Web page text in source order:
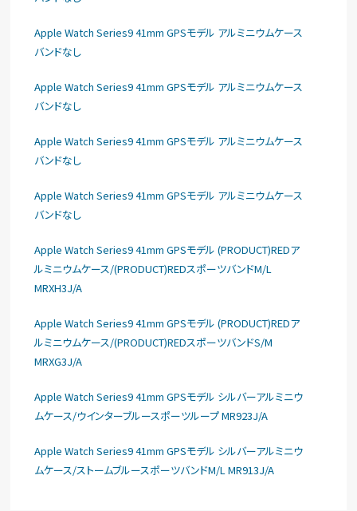
Apple Watch Series9 41mm GPSモデル アルミニウムケース
バンドなし
Apple Watch Series9 41mm GPSモデル アルミニウムケース
バンドなし
Apple Watch Series9 41mm GPSモデル アルミニウムケース
バンドなし
Apple Watch Series9 41mm GPSモデル アルミニウムケース
バンドなし
Apple Watch Series9 41mm GPSモデル (PRODUCT)REDア
ルミニウムケース/(PRODUCT)REDスポーツバンドM/L
MRXH3J/A
Apple Watch Series9 41mm GPSモデル (PRODUCT)REDア
ルミニウムケース/(PRODUCT)REDスポーツバンドS/M
MRXG3J/A
Apple Watch Series9 41mm GPSモデル シルバーアルミニウ
ムケース/ウインターブルースポーツループ MR923J/A
Apple Watch Series9 41mm GPSモデル シルバーアルミニウ
ムケース/ストームブルースポーツバンドM/L MR913J/A